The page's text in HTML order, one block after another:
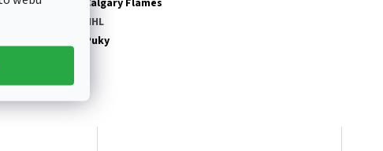
Klub NHL
Calgary Flames
NHL
Puky